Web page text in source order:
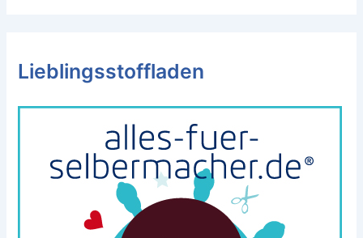
Lieblingsstoffladen